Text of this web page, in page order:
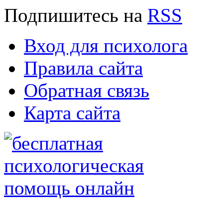
Подпишитесь на RSS
Вход для психолога
Правила сайта
Обратная связь
Карта сайта